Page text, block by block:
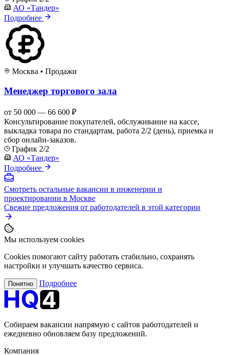
АО «Тандер»
Подробнее
Москва • Продажи
Менеджер торгового зала
от 50 000 — 66 600 ₽
Консультирование покупателей, обслуживание на кассе,
выкладка товара по стандартам, работа 2/2 (день), приемка и
сбор онлайн-заказов.
График 2/2
АО «Тандер»
Подробнее
Смотреть остальные вакансии в инженерии и
проектировании в Москве
Свежие предложения от работодателей в этой категории
Мы используем cookies
Cookies помогают сайту работать стабильно, сохранять
настройки и улучшать качество сервиса.
Понятно Подробнее
Собираем вакансии напрямую с сайтов работодателей и
ежедневно обновляем базу предложений.
Компания